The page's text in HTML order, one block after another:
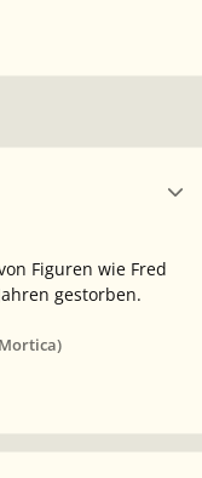
Figuren wie Fred
gestorben.